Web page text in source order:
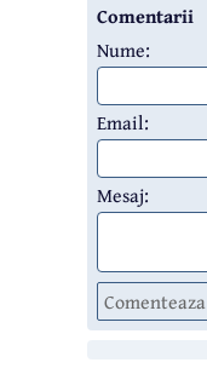
Comentarii
Nume:
Email:
Mesaj:
Comenteaza